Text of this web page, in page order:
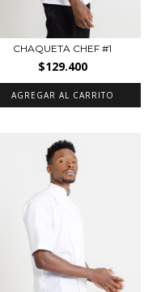
CHAQUETA CHEF #1
$129.400
AGREGAR AL CARRITO